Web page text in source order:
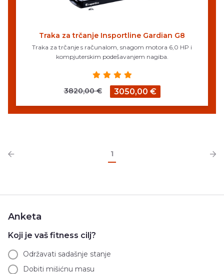
Traka za trčanje Insportline Gardian G8
Traka za trčanje s računalom, snagom motora 6,0 HP i
kompjuterskim podešavanjem nagiba.
3820,00 € 3050,00 €
1
Anketa
Koji je vaš fitness cilj?
Održavati sadašnje stanje
Dobiti mišićnu masu